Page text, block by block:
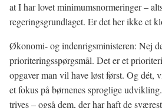
at I har lovet minimumsnormeringer –
regeringsgrundlaget. Er det her ikke et
Økonomi- og indenrigsministeren: Nej
prioriteringsspørgsmål. Det er et
opgaver man vil have løst først. Og dét,
et fokus på børnenes sproglige
trives – også dem, der har haft de